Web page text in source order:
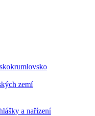
zemí
a nařízení